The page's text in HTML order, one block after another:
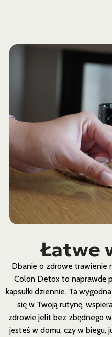
Łatwe
Dbanie o zdrowe trawienie
Colon Detox to naprawdę
kapsułki dziennie. Ta
się w Twoją rutynę,
zdrowie jelit bez zbędnego
jesteś w domu, czy w biegu,